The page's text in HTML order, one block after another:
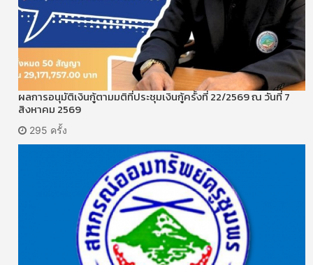
ผลการอนุมัติเงินกู้ตามมติที่ประชุมเงินกู้ครั้งที่ 22/2569 ณ วันที่ 7
สิงหาคม 2569
295 ครั้ง